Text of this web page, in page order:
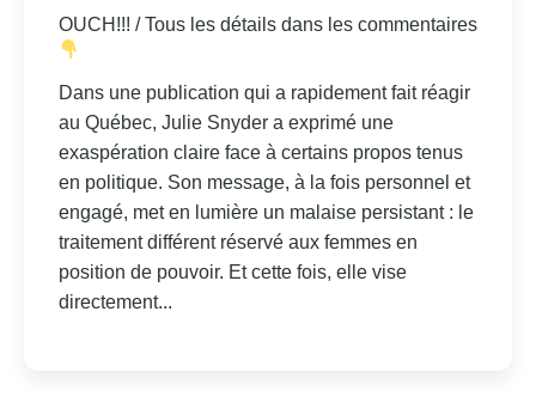
OUCH!!! / Tous les détails dans les commentaires
Dans une publication qui a rapidement fait réagir
au Québec, Julie Snyder a exprimé une
exaspération claire face à certains propos tenus
en politique. Son message, à la fois personnel et
engagé, met en lumière un malaise persistant : le
traitement différent réservé aux femmes en
position de pouvoir. Et cette fois, elle vise
directement...